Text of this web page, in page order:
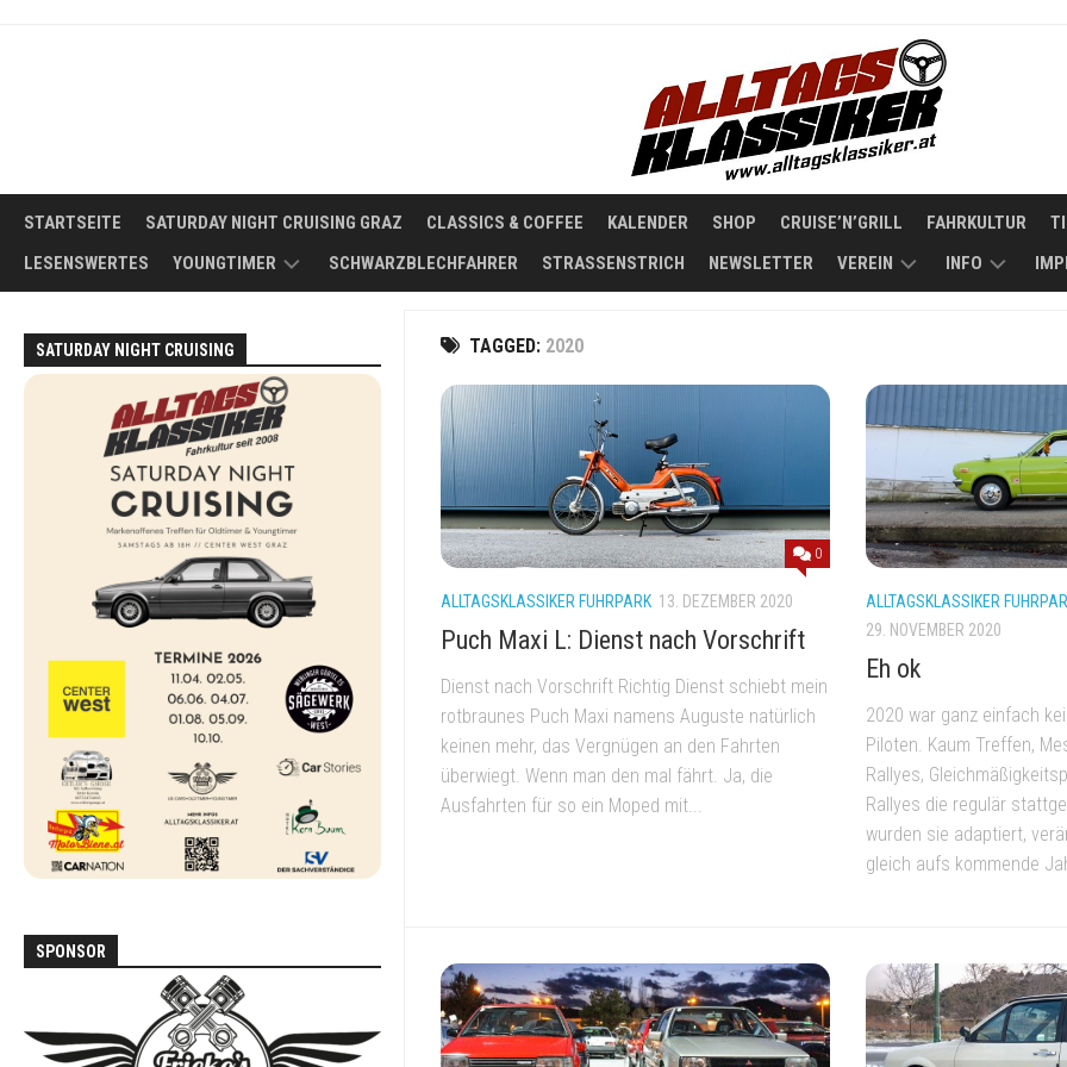
STARTSEITE SATURDAY NIGHT CRUISING GRAZ CLASSICS & COFFEE KALENDER SHOP CRUISE’N’GRILL FAHRKULTUR
LESENSWERTES
YOUNGTIMER
WAS
IST
EIN
YOUNGTIMER?
DER
IDEALE
YOUNGTIMER
FÜR
DEN
ALLTAG
FORD
MAZDA
MX-
5
NA
MERCEDES
W123
MERCEDES
PAJERO
L040
VOLKSWAGEN
SCHWARZBLECHFAHRER STRASSENSTRICH NEWSLETTER VEREIN INFO
TAGGED: 2020
0
ALLTAGSKLASSIKER FUHRPARK 13. DEZEMBER 2020
Puch Maxi L: Dienst nach Vorschrift
Dienst nach Vorschrift Richtig Dienst schiebt mein
rotbraunes Puch Maxi namens Auguste natürlich
keinen mehr, das Vergnügen an den Fahrten
überwiegt. Wenn man den mal fährt. Ja, die
Ausfahrten für so ein Moped mit...
ALLTAGSKLASSIKER
29. NOVEMBER 2020
Eh ok
2020 war ganz einfach
Piloten. Kaum Treffen,
Rallyes,
Rallyes die regulär
wurden sie adaptiert,
gleich aufs kommende
SATURDAY NIGHT CRUISING
SPONSOR